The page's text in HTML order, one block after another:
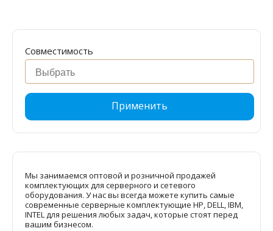
Совместимость
Применить
Мы занимаемся оптовой и розничной продажей
комплектующих для серверного и сетевого
оборудования. У нас вы всегда можете купить самые
современные серверные комплектующие HP, DELL, IBM,
INTEL для решения любых задач, которые стоят перед
вашим бизнесом.